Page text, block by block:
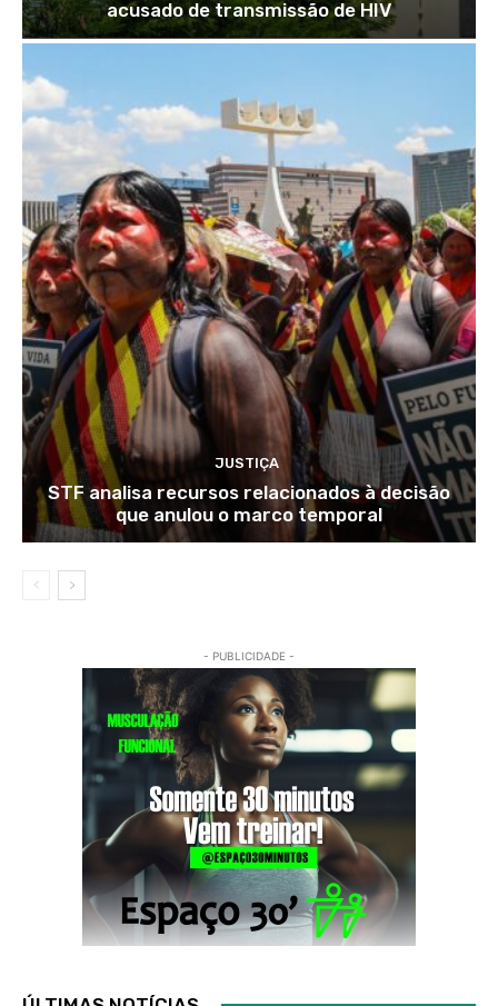
acusado de transmissão de HIV
JUSTIÇA
STF analisa recursos relacionados à decisão
que anulou o marco temporal
- PUBLICIDADE -